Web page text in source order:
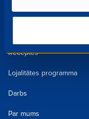
Aktualitātes un kampaņas
Receptes
Lojalitātes programma
Darbs
Par mums